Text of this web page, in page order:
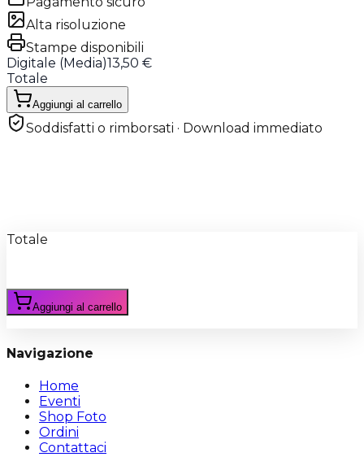
Alta risoluzione
Stampe disponibili
Digitale (Media)13,50 €
Totale
Aggiungi al carrello
Soddisfatti o rimborsati · Download immediato
Totale
Aggiungi al carrello
Navigazione
Home
Eventi
Shop Foto
Ordini
Contattaci